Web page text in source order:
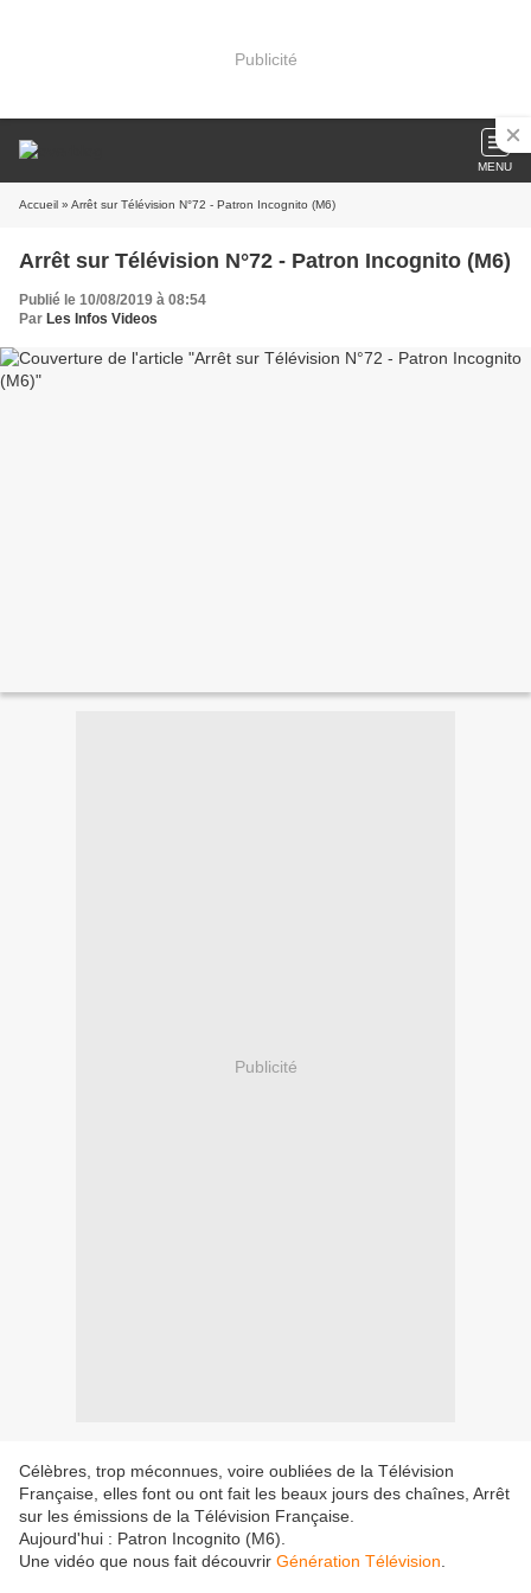
Publicité
MENU
Accueil » Arrêt sur Télévision N°72 - Patron Incognito (M6)
Arrêt sur Télévision N°72 - Patron Incognito (M6)
Publié le 10/08/2019 à 08:54
Par Les Infos Videos
Publicité
Célèbres, trop méconnues, voire oubliées de la Télévision
Française, elles font ou ont fait les beaux jours des chaînes, Arrêt
sur les émissions de la Télévision Française.
Aujourd'hui : Patron Incognito (M6).
Une vidéo que nous fait découvrir Génération Télévision